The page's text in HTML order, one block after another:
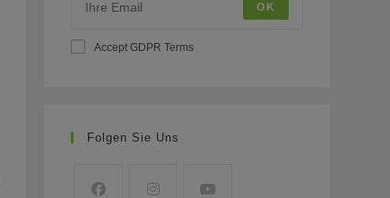
OK
Accept GDPR Terms
Folgen Sie Uns